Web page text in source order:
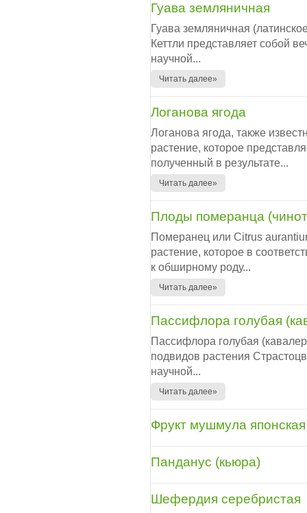
Гуава земляничная
Гуава земляничная
Кеттли представляет собой
научной...
Читать далее»
Логанова ягода
Логанова ягода, также
растение, которое
полученный в результате...
Читать далее»
Плоды померанца
Померанец или Citrus
растение, которое в
к обширному роду...
Читать далее»
Пассифлора голубая
Пассифлора голубая
подвидов растения
научной...
Читать далее»
Фрукт мушмула японская
Панданус (кьюра)
Шефердия серебристая